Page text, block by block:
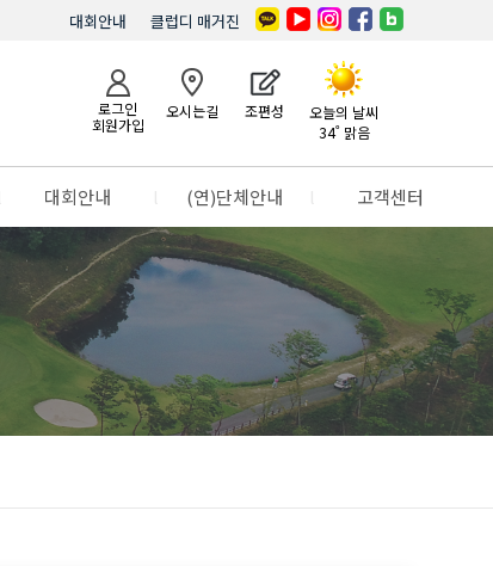
클럽디 매거진
대회안내
로그인
회원가입
오시는길 조편성
오늘의 날씨
34˚ 맑음
대회안내 (연)단체안내 고객센터